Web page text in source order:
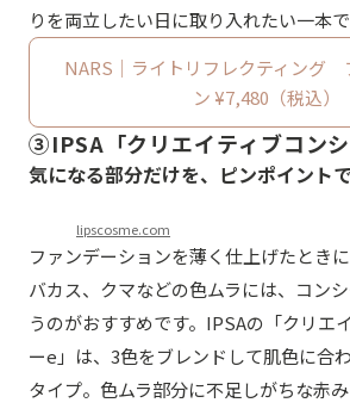
りを両立したい日に取り入れたい一本で
NARS｜ライトリフレクティング
ン ¥7,480（税込）
③IPSA「クリエイティブコンシ
気になる部分だけを、ピンポイント
lipscosme.com
ファンデーションを薄く仕上げたとき
バカス、クマなどの色ムラには、コン
うのがおすすめです。IPSAの「クリエ
ーe」は、3色をブレンドして肌色に合
タイプ。色ムラ部分に不足しがちな赤